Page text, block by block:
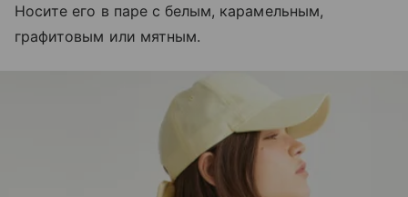
Носите его в паре с белым, карамельным,
графитовым или мятным.